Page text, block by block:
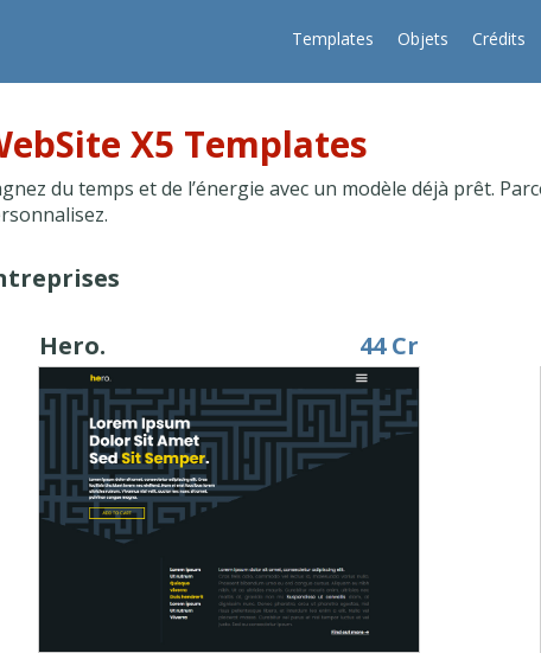
Templates Objets Crédits
X5 Templates
du temps et de l’énergie avec un modèle déjà prêt.
Hero. 44 Cr